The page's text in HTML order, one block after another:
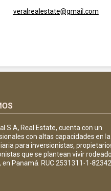
veralrealestate@gmail.com
S A, Real Estate, cuenta con un
con altas capacidades en la
para inversionistas,
que se plantean vivir
Panamá. RUC 2531311-1-